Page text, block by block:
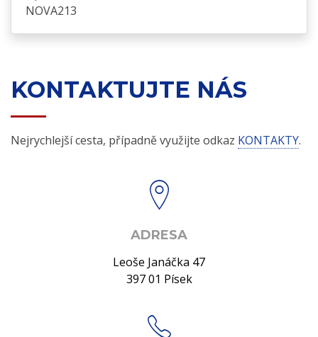
NOVA213
KONTAKTUJTE NÁS
Nejrychlejší cesta, případně využijte odkaz KONTAKTY.
ADRESA
Leoše Janáčka 47
397 01 Písek